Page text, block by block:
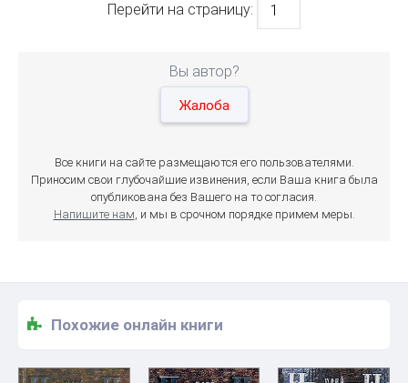
Перейти на страницу:
Вы автор?
Жалоба
Все книги на сайте размещаются его пользователями.
Приносим свои глубочайшие извинения, если Ваша книга была
опубликована без Вашего на то согласия.
Напишите нам, и мы в срочном порядке примем меры.
Похожие онлайн книги